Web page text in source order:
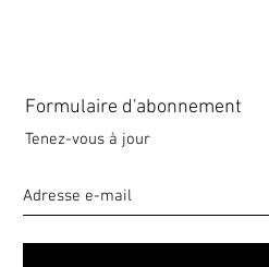
Formulaire d'abonnement
Tenez-vous à jour